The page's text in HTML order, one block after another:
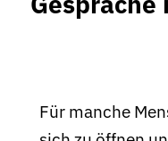
Für manche